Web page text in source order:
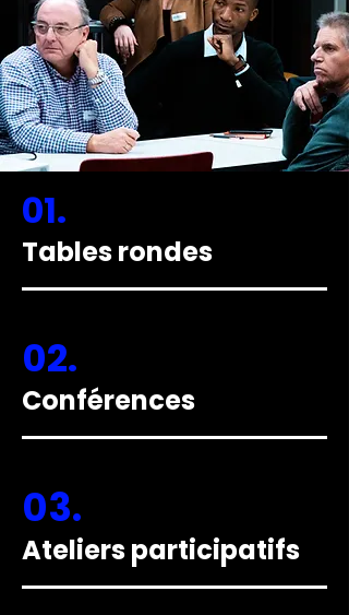
01.
Tables rondes
02.
Conférences
03.
Ateliers participatifs